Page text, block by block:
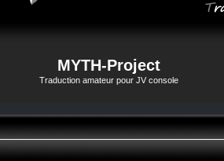
MYTH-Project
Traduction amateur pour JV console